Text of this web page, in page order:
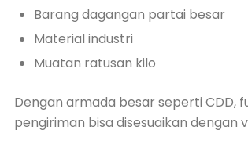
Barang dagangan partai besar
Material industri
Muatan ratusan kilo
Dengan armada besar seperti CDD,
pengiriman bisa disesuaikan dengan